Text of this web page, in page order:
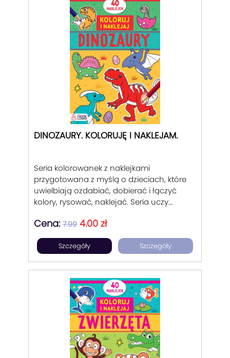
DINOZAURY. KOLORUJĘ I NAKLEJAM.
Seria kolorowanek z naklejkami
przygotowana z myślą o dzieciach, które
uwielbiają ozdabiać, dobierać i łączyć
kolory, rysować, naklejać. Seria uczy
książce oraz wzbogacać ich otoczenie.
Dobór ilustracji w stylu inspirowanym
klasycznymi disneyowskimi postaciami.
Cena: 7.99 4.00 zł
Szczegóły Szczegóły